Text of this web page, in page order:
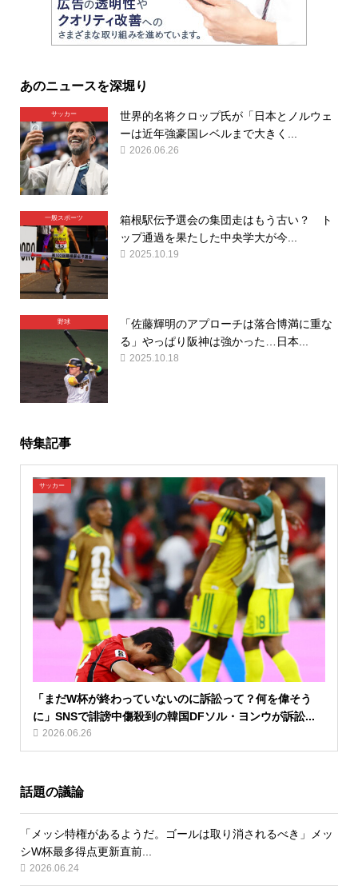
あのニュースを深堀り
サッカー
世界的名将クロップ氏が「日本とノルウェ
ーは近年強豪国レベルまで大きく...
2026.06.26
一般スポーツ
箱根駅伝予選会の集団走はもう古い？ ト
ップ通過を果たした中央学大が今...
2025.10.19
野球
「佐藤輝明のアプローチは落合博満に重な
る」やっぱり阪神は強かった…日本...
2025.10.18
特集記事
サッカー
「まだW杯が終わっていないのに訴訟って？何を偉そう
に」SNSで誹謗中傷殺到の韓国DFソル・ヨンウが訴訟...
2026.06.26
話題の議論
「メッシ特権があるようだ。ゴールは取り消されるべき」メッ
シW杯最多得点更新直前...
2026.06.24